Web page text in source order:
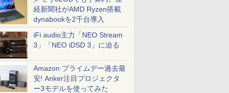
経新聞社がAMD Ryzen搭載
dynabookを2千台導入
iFi audio主力「NEO Stream
3」「NEO iDSD 3」に迫る
Amazon プライムデー過去最
安! Anker注目プロジェクタ
ー3モデルを使ってみた